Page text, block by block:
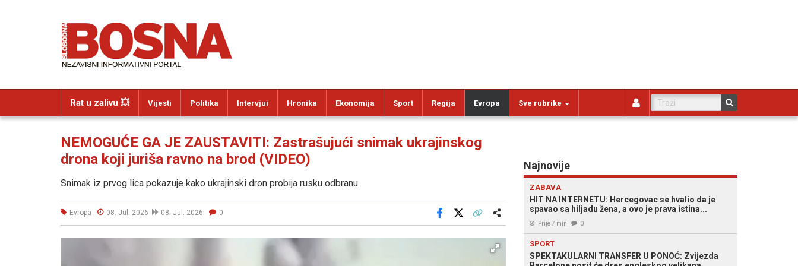
Rat u zalivu 💥 Vijesti Politika Intervjui Hronika Ekonomija Sport Regija Evropa Sve rubrike
NEMOGUĆE GA JE ZAUSTAVITI: Zastrašujući snimak ukrajinskog
drona koji juriša ravno na brod (VIDEO)
Snimak iz prvog lica pokazuje kako ukrajinski dron probija rusku odbranu
Evropa 08. Jul. 2026 08. Jul. 2026 0
Facebook
Najnovije
ZABAVA
HIT NA INTERNETU: Hercegovac se hvalio da je
spavao sa hiljadu žena, a ovo je prava istina...
Prije 7 min 0
SPORT
SPEKTAKULARNI TRANSFER U PONOĆ: Zvijezda